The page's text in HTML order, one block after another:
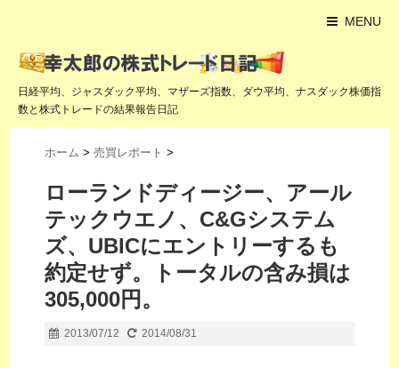
MENU
日経平均、ジャスダック平均、マザーズ指数、ダウ平均、ナスダック株価指
数と株式トレードの結果報告日記
ホーム > 売買レポート >
ローランドディージー、アール
テックウエノ、C&Gシステム
ズ、UBICにエントリーするも
約定せず。トータルの含み損は
305,000円。
2013/07/12 2014/08/31